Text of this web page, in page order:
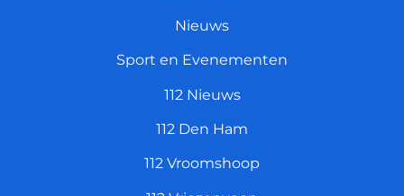
Nieuws
Sport en Evenementen
112 Nieuws
112 Den Ham
112 Vroomshoop